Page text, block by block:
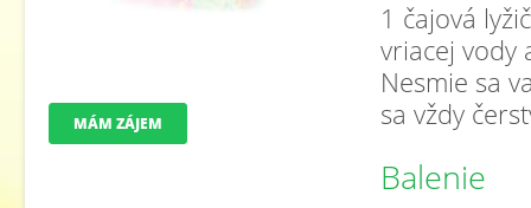
1 čajová
vriacej vody
Nesmie sa
sa vždy
Balenie
MÁM ZÁJEM